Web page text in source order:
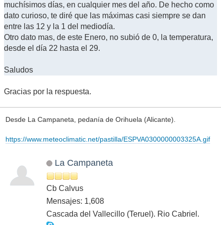
muchísimos días, en cualquier mes del año. De hecho como
dato curioso, te diré que las máximas casi siempre se dan
entre las 12 y la 1 del mediodía.
Otro dato mas, de este Enero, no subió de 0, la temperatura,
desde el día 22 hasta el 29.
Saludos
Gracias por la respuesta.
Desde La Campaneta, pedanía de Orihuela (Alicante).
https://www.meteoclimatic.net/pastilla/ESPVA0300000003325A.gif
La Campaneta
Cb Calvus
Mensajes: 1,608
Cascada del Vallecillo (Teruel). Rio Cabriel.